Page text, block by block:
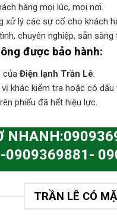
hàng mọi lúc, mọi nơi.
xử lý các sự cố cho khách
chuyên nghiệp, sẵn
được bảo hành:
của Điện lạnh Trần Lê.
khác kiểm tra hoặc có dấu
phiếu đã hết hiệu lực.
-0909369881-
TRẦN LÊ CÓ